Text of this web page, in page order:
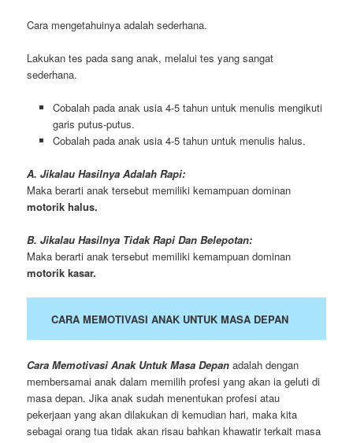
Cara mengetahuinya adalah sederhana.
Lakukan tes pada sang anak, melalui tes yang sangat
sederhana.
Cobalah pada anak usia 4-5 tahun untuk menulis mengikuti
garis putus-putus.
Cobalah pada anak usia 4-5 tahun untuk menulis halus.
A. Jikalau Hasilnya Adalah Rapi:
Maka berarti anak tersebut memiliki kemampuan dominan
motorik halus.
B. Jikalau Hasilnya Tidak Rapi Dan Belepotan:
Maka berarti anak tersebut memiliki kemampuan dominan
motorik kasar.
CARA MEMOTIVASI ANAK UNTUK MASA DEPAN
Cara Memotivasi Anak Untuk Masa Depan adalah dengan
membersamai anak dalam memilih profesi yang akan ia geluti di
masa depan. Jika anak sudah menentukan profesi atau
pekerjaan yang akan dilakukan di kemudian hari, maka kita
sebagai orang tua tidak akan risau bahkan khawatir terkait masa